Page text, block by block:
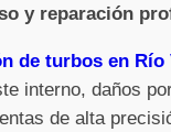
y reparación
de turbos en Río
interno, daños
de alta